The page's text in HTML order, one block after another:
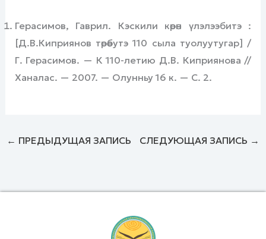
Герасимов, Гаврил. Кэскили көрөн үлэлээбитэ :
[Д.В.Киприянов төрөөбутэ 110 сыла туолуутугар] /
Г. Герасимов. — К 110-летию Д.В. Киприянова //
Ханалас. — 2007. — Олунньу 16 к. — С. 2.
← ПРЕДЫДУЩАЯ ЗАПИСЬ СЛЕДУЮЩАЯ ЗАПИСЬ →